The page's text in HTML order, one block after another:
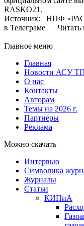
RASKO21.
Источник: НПФ
в Телеграме Читать
Главное меню
Главная
Новости АСУ
О нас
Контакты
Авторам
Темы на 2026 г.
Партнеры
Реклама
Можно скачать
Интервью
Символика
Журналы
Статьи
КИПиА